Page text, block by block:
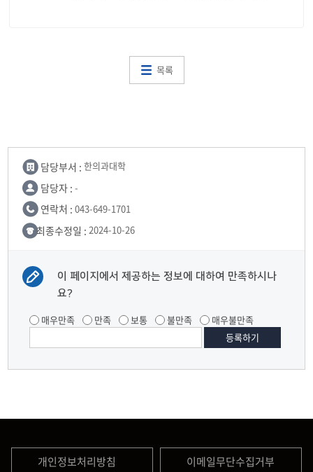
목록
담당부서 : 한의과대학
담당자 : -
연락처 : 043-649-1701
최종수정일 : 2024-10-26
이 페이지에서 제공하는 정보에 대하여 만족하시나
요?
매우만족 만족 보통 불만족 매우불만족
개인정보처리방침 이메일무단수집거부